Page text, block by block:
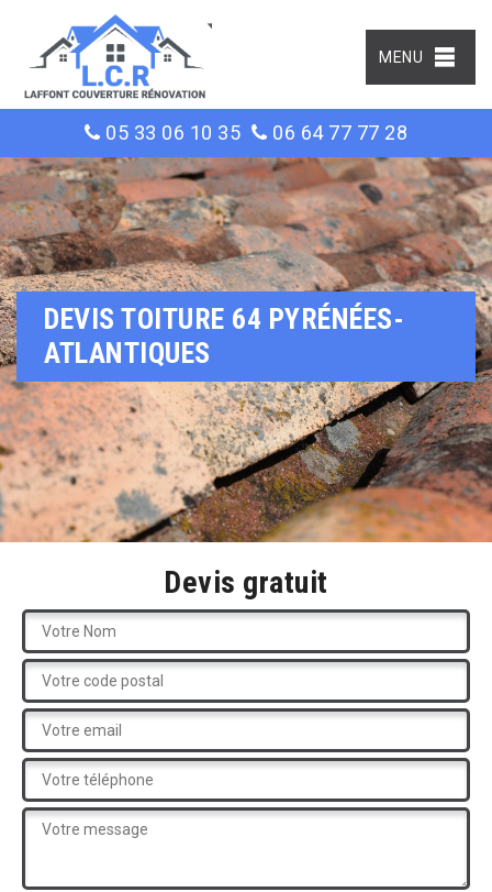
MENU
05 33 06 10 35 06 64 77 77 28
DEVIS TOITURE 64 PYRÉNÉES-
ATLANTIQUES
Devis gratuit